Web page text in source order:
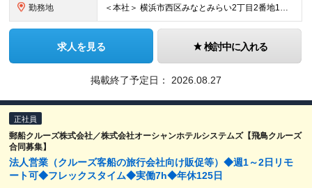
勤務地 ＜本社＞ 横浜市西区みなとみらい2丁目2番地1号 横浜ランドマークタワー47階 ※出張（国内外）、業務乗船あり (変更の範囲)上記を除く当社関連勤務地
求人を見る 検討中に入れる
掲載終了予定日： 2026.08.27
正社員
郵船クルーズ株式会社／株式会社オーシャンホテルシステムズ【飛鳥クルーズ
合同募集】
法人営業（クルーズ客船の旅行会社向け販促等）◆週1～2日リモ
ート可◆フレックスタイム◆実働7h◆年休125日